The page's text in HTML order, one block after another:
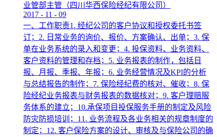
业管部主管（四川华西保险经纪有限公司）
2017 - 11 - 09
一、工作职责1. 经纪公司的客户协议和授权委托书签
订；2. 日常业务的询价、报价、方案确认、出单；3. 保
单在业务系统的录入和变更；4. 投保资料、业务资料、
客户资料的管理和存档；5. 业务报表的制作，包括日
报、月报、季报、年报；6. 业务经营情况及KPI的分析
与总结报告的制作；7. 保险经纪费的核对、催收；8. 保
险经纪业务报表与财务报表的数据核对；9. 客户理赔服
务体系的建立；10.承保项目投保服务手册的制定及风险
防灾防损培训；11. 业务流程及各业务相关的规章制度的
制定；12. 客户保险方案的设计、审核及与保险公司的确